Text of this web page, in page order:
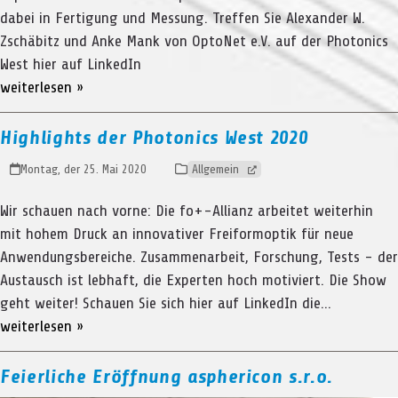
dabei in Fertigung und Messung. Treffen Sie Alexander W.
Zschäbitz und Anke Mank von OptoNet e.V. auf der Photonics
West hier auf LinkedIn
weiterlesen »
Highlights der Photonics West 2020
Montag, der 25. Mai 2020 Allgemein
Wir schauen nach vorne: Die fo+-Allianz arbeitet weiterhin
mit hohem Druck an innovativer Freiformoptik für neue
Anwendungsbereiche. Zusammenarbeit, Forschung, Tests - der
Austausch ist lebhaft, die Experten hoch motiviert. Die Show
geht weiter! Schauen Sie sich hier auf LinkedIn die…
weiterlesen »
Feierliche Eröffnung asphericon s.r.o.